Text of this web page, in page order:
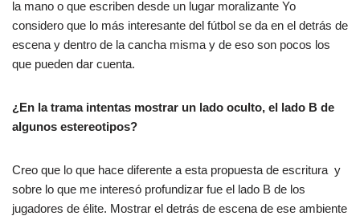
la mano o que escriben desde un lugar moralizante Yo
considero que lo más interesante del fútbol se da en el detrás de
escena y dentro de la cancha misma y de eso son pocos los
que pueden dar cuenta.
¿En la trama intentas mostrar un lado oculto, el lado B de
algunos estereotipos?
Creo que lo que hace diferente a esta propuesta de escritura y
sobre lo que me interesó profundizar fue el lado B de los
jugadores de élite. Mostrar el detrás de escena de ese ambiente